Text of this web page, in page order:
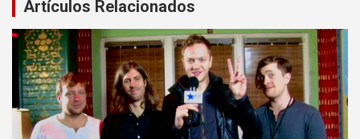
Artículos Relacionados